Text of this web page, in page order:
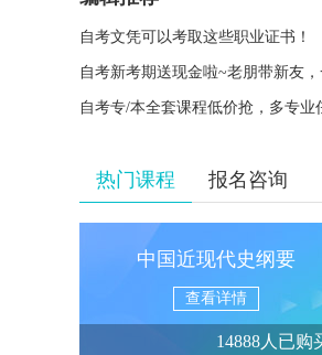
自考文凭可以考取这些职业证书！
自考新考期送现金啦~老朋带新友，
自考专/本全套课程低价抢，多专业
热门课程 报名咨询
中国近现代史纲要
查看详情
14888人已购